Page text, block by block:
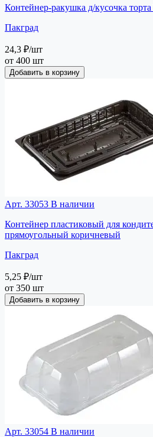
Контейнер-ракушка д/кусочка
Пакград
24,3 ₽/шт
от 400 шт
Добавить в корзину
Арт. 33053 В наличии
Контейнер пластиковый для
прямоугольный коричневый
Пакград
5,25 ₽/шт
от 350 шт
Добавить в корзину
Арт. 33054 В наличии